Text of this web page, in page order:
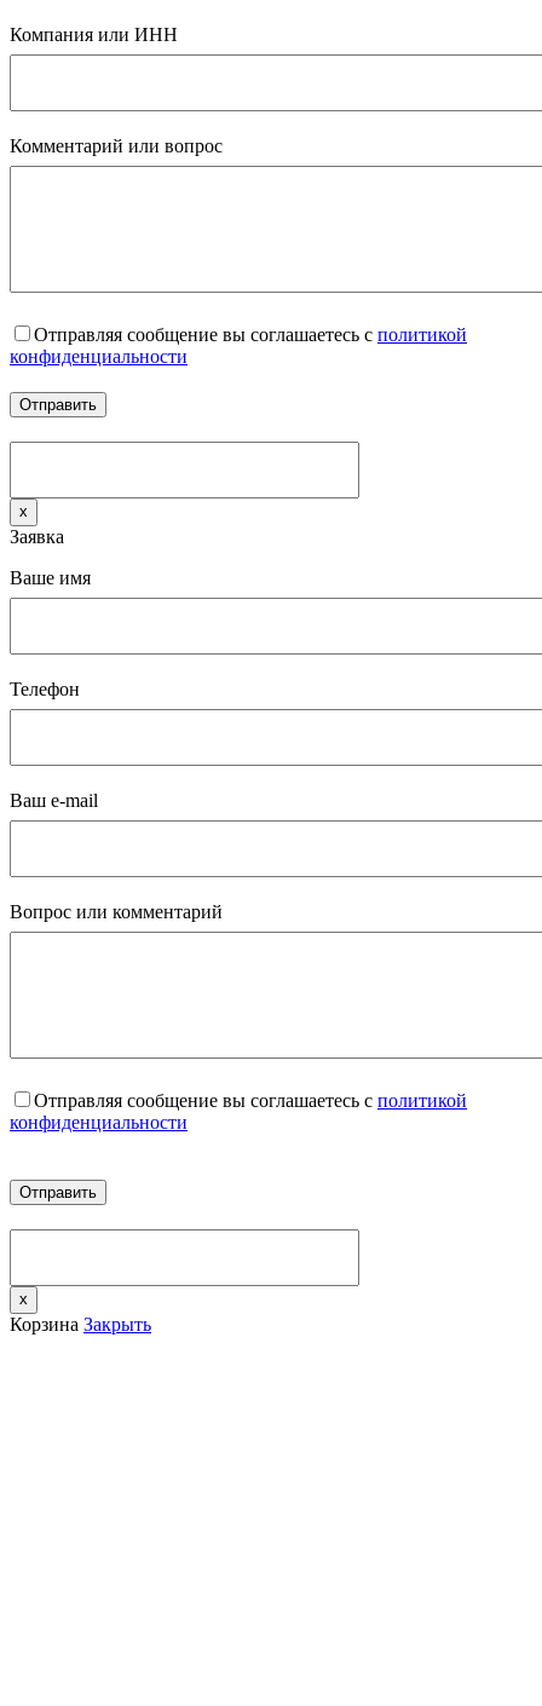
Компания или ИНН
Комментарий или вопрос
Отправляя сообщение вы соглашаетесь с политикой
конфиденциальности
x
Заявка
Ваше имя
Телефон
Ваш e-mail
Вопрос или комментарий
Отправляя сообщение вы соглашаетесь с политикой
конфиденциальности
x
Корзина Закрыть